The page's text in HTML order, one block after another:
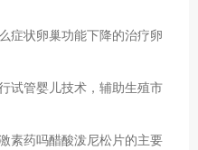
症状卵巢功能下降的治疗卵
试管婴儿技术，辅助生殖市
素药吗醋酸泼尼松片的主要